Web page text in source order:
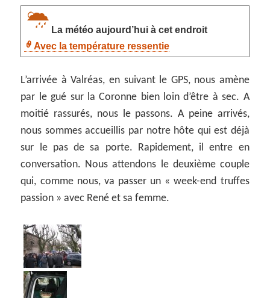
La météo aujourd’hui à cet endroit
Avec la température ressentie
L’arrivée à Valréas, en suivant le GPS, nous amène
par le gué sur la Coronne bien loin d’être à sec. A
moitié rassurés, nous le passons. A peine arrivés,
nous sommes accueillis par notre hôte qui est déjà
sur le pas de sa porte. Rapidement, il entre en
conversation. Nous attendons le deuxième couple
qui, comme nous, va passer un « week-end truffes
passion » avec René et sa femme.